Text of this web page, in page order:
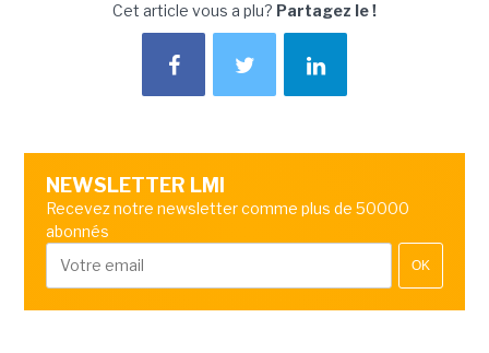
Cet article vous a plu? Partagez le !
NEWSLETTER LMI
Recevez notre newsletter comme plus de 50000
abonnés
OK